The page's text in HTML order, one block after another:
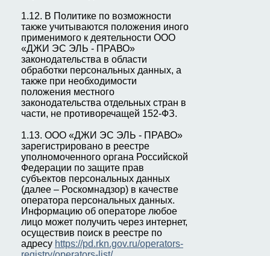
1.12. В Политике по возможности
также учитываются положения иного
применимого к деятельности ООО
«ДЖИ ЭС ЭЛЬ - ПРАВО»
законодательства в области
обработки персональных данных, а
также при необходимости
положения местного
законодательства отдельных стран в
части, не противоречащей 152-ФЗ.
1.13. ООО «ДЖИ ЭС ЭЛЬ - ПРАВО»
зарегистрировано в реестре
уполномоченного органа Российской
Федерации по защите прав
субъектов персональных данных
(далее – Роскомнадзор) в качестве
оператора персональных данных.
Информацию об операторе любое
лицо может получить через интернет,
осуществив поиск в реестре по
адресу https://pd.rkn.gov.ru/operators-